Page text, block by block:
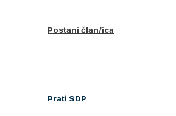
Postani član/ica
Prati SDP